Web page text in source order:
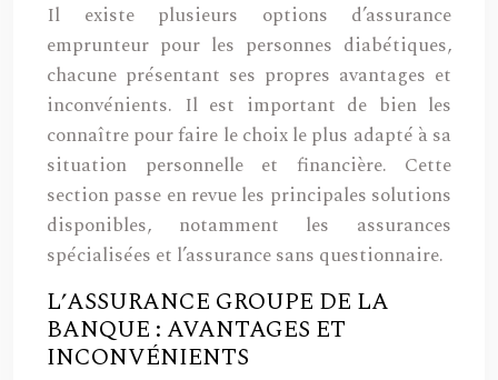
Il existe plusieurs options d’assurance
emprunteur pour les personnes diabétiques,
chacune présentant ses propres avantages et
inconvénients. Il est important de bien les
connaître pour faire le choix le plus adapté à sa
situation personnelle et financière. Cette
section passe en revue les principales solutions
disponibles, notamment les assurances
spécialisées et l’assurance sans questionnaire.
L’ASSURANCE GROUPE DE LA
BANQUE : AVANTAGES ET
INCONVÉNIENTS